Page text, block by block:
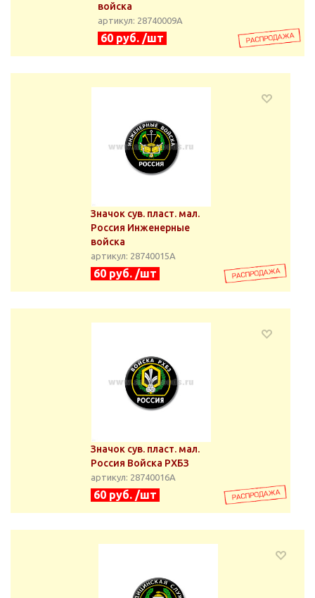
войска
артикул: 28740009А
60 руб. /шт
Значок сув. пласт. мал.
Россия Инженерные
войска
артикул: 28740015А
60 руб. /шт
Значок сув. пласт. мал.
Россия Войска РХБЗ
артикул: 28740016А
60 руб. /шт